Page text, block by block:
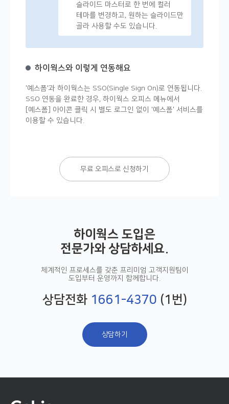
슬라이드 마스터로 한 번에 컬러
테마를 변경하고, 원하는 슬라이드만
골라 사용할 수도 있습니다.
하이웍스와 이렇게 연동해요
'예스폼'과 하이웍스는 SSO(Single Sign On)로 연동됩니다.
SSO 연동을 완료한 경우, 하이웍스 오피스 메뉴에서
[예스폼] 아이콘 클릭 시 별도 로그인 없이 '예스폼' 서비스를
이용할 수 있습니다.
무료 오피스로 신청하기
하이웍스 도입은
전문가와 상담하세요.
체계적인 프로세스를 갖춘 프리미엄 고객지원팀이
도입부터 운영까지 함께합니다.
상담전화 1661-4370 (1번)
상담하기